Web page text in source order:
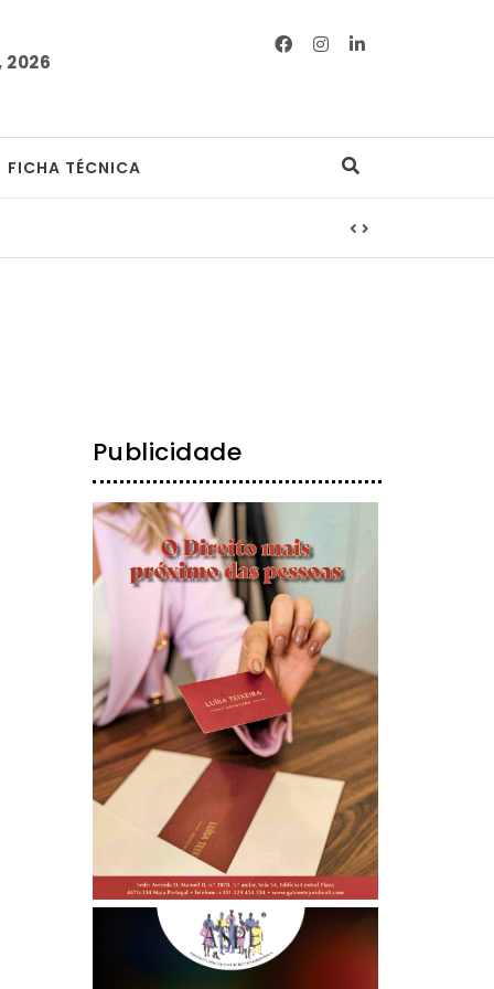
2026
FICHA TÉCNICA
Publicidade